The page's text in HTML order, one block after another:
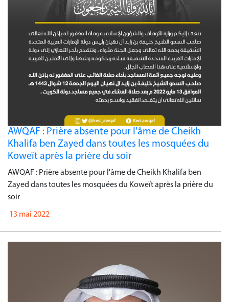
AWQAF : Prière absente pour l'âme de Cheikh
Khalifa ben Zayed dans toutes les mosquées du
Koweït après la prière du soir
AWQAF : Prière absente pour l'âme de Cheikh Khalifa ben
Zayed dans toutes les mosquées du Koweït après la prière du
soir
13 mai 2022